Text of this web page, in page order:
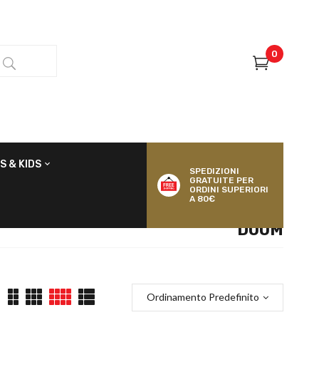
0
& KIDS
SPEDIZIONI
GRATUITE PER
ORDINI SUPERIORI
A 80€
DOOM
Ordinamento Predefinito